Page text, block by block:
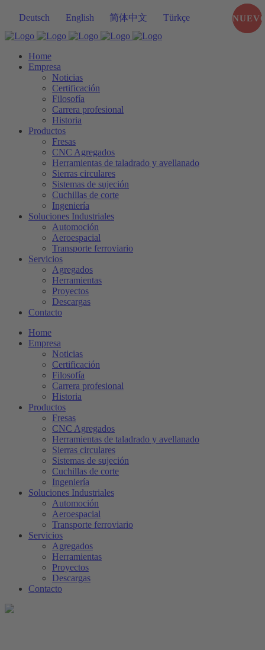
Deutsch English 简体中文 Türkçe
Home
Empresa
Noticias
Certificación
Filosofía
Carrera profesional
Historia
Productos
Fresas
CNC Agregados
Herramientas de taladrado y avellanado
Sierras circulares
Sistemas de sujeción
Cuchillas de corte
Ingeniería
Soluciones Industriales
Automoción
Aeroespacial
Transporte ferroviario
Servicios
Agregados
Herramientas
Proyectos
Descargas
Contacto
Home
Empresa
Noticias
Certificación
Filosofía
Carrera profesional
Historia
Productos
Fresas
CNC Agregados
Herramientas de taladrado y avellanado
Sierras circulares
Sistemas de sujeción
Cuchillas de corte
Ingeniería
Soluciones Industriales
Automoción
Aeroespacial
Transporte ferroviario
Servicios
Agregados
Herramientas
Proyectos
Descargas
Contacto
NEW